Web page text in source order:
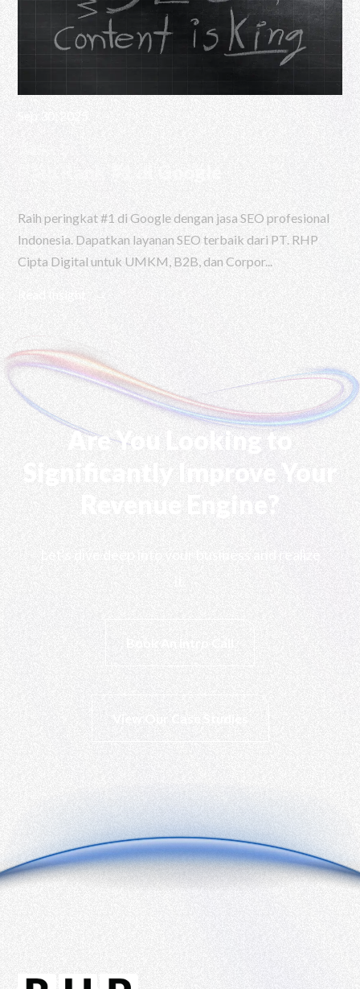
Raih peringkat #1 di Google dengan jasa SEO profesional
Indonesia. Dapatkan layanan SEO terbaik dari PT. RHP
Cipta Digital untuk UMKM, B2B, dan Corpor...
Are You Looking to